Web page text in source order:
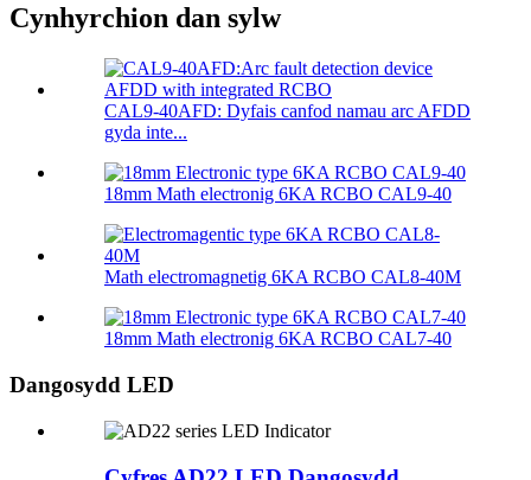
Cynhyrchion dan sylw
CAL9-40AFD: Dyfais canfod namau arc AFDD
gyda inte...
18mm Math electronig 6KA RCBO CAL9-40
Math electromagnetig 6KA RCBO CAL8-40M
18mm Math electronig 6KA RCBO CAL7-40
Dangosydd LED